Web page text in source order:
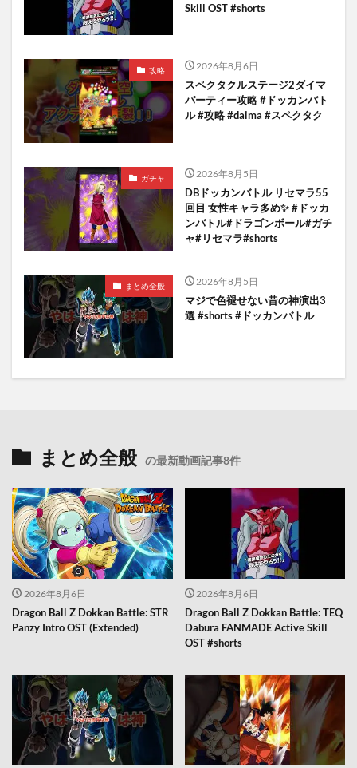
Skill OST #shorts
攻略 2026年8月6日
スペクタクルステージ2ダイマ
パーティー攻略 #ドッカンバト
ル #攻略 #daima #スペクタク
ガチャ 2026年8月5日
DBドッカンバトル リセマラ55
回目 女性キャラ多め✨️ #ドッカ
ンバトル#ドラゴンボール#ガチ
ャ#リセマラ#shorts
まとめ全般 2026年8月5日
マジで色褪せない昔の神演出3
選 #shorts #ドッカンバトル
まとめ全般 の最新動画記事8件
2026年8月6日
Dragon Ball Z Dokkan Battle: STR
Panzy Intro OST (Extended)
2026年8月6日
Dragon Ball Z Dokkan Battle: TEQ
Dabura FANMADE Active Skill
OST #shorts